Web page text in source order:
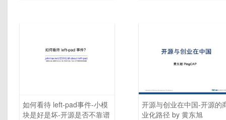
如何看待 left-pad事件-小模
块是好是坏-开源是否不靠谱
开源与创业在中国-开源的
业化路径 by 黄东旭